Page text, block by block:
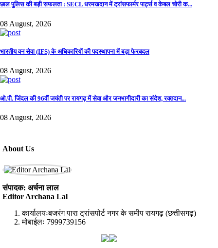
छाल पुलिस की बड़ी सफलता : SECL धरमखदान में ट्रांसफार्मर पार्ट्स व केबल चोरी क...
08 August, 2026
भारतीय वन सेवा (IFS) के अधिकारियों की पदस्थापना में बड़ा फेरबदल
08 August, 2026
ओ.पी. जिंदल की 96वीं जयंती पर रायगढ़ में सेवा और जनभागीदारी का संदेश, रक्तदान...
08 August, 2026
About Us
संपादक: अर्चना लाल
Editor Archana Lal
कार्यालयःबजरंग पारा ट्रांसपोर्ट नगर के समीप रायगढ़ (छत्तीसगढ़)
मोबाईलः 7999739156